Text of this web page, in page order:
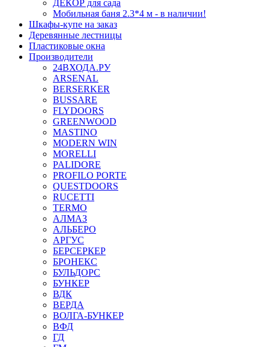
ДЕКОР для сада
Мобильная баня 2.3*4 м - в наличии!
Шкафы-купе на заказ
Деревянные лестницы
Пластиковые окна
Производители
24ВХОДА.РУ
ARSENAL
BERSERKER
BUSSARE
FLYDOORS
GREENWOOD
MASTINO
MODERN WIN
MORELLI
PALIDORE
PROFILO PORTE
QUESTDOORS
RUCETTI
TERMO
АЛМАЗ
АЛЬБЕРО
АРГУС
БЕРСЕРКЕР
БРОНЕКС
БУЛЬДОРС
БУНКЕР
ВДК
ВЕРДА
ВОЛГА-БУНКЕР
ВФД
ГД